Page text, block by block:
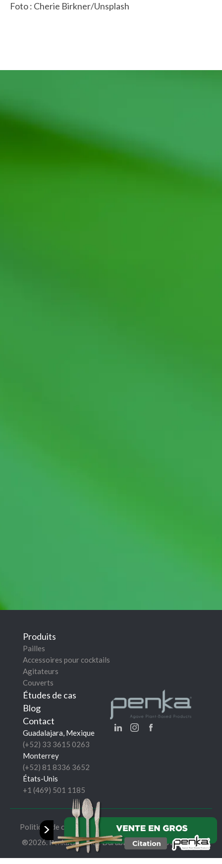
Foto : Cherie Birkner/Unsplash
Produits
Pailles
Accessoires pour cocktails
Agitateurs
Couverts
Études de cas
Blog
Contact
Guadalajara, Mexique
(+52) 33 3615 0263
Monterrey
(+52) 81 8336 3652
États-Unis
+1 (469) 501 1185
®2026. Penka® Monde Durable. Tous droits réservés.
Politique de confidentialité
>